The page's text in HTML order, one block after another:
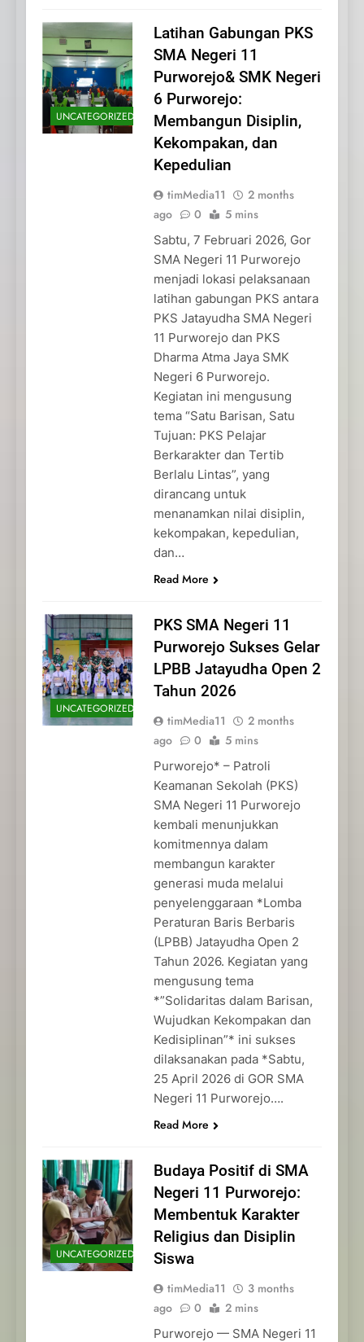
UNCATEGORIZED
Latihan Gabungan PKS
SMA Negeri 11
Purworejo& SMK Negeri
6 Purworejo:
Membangun Disiplin,
Kekompakan, dan
Kepedulian
timMedia11
2 months
ago
0 5 mins
Sabtu, 7 Februari 2026, Gor
SMA Negeri 11 Purworejo
menjadi lokasi pelaksanaan
latihan gabungan PKS antara
PKS Jatayudha SMA Negeri
11 Purworejo dan PKS
Dharma Atma Jaya SMK
Negeri 6 Purworejo.
Kegiatan ini mengusung
tema “Satu Barisan, Satu
Tujuan: PKS Pelajar
Berkarakter dan Tertib
Berlalu Lintas”, yang
dirancang untuk
menanamkan nilai disiplin,
kekompakan, kepedulian,
dan…
Read More
UNCATEGORIZED
PKS SMA Negeri 11
Purworejo Sukses Gelar
LPBB Jatayudha Open 2
Tahun 2026
timMedia11
2 months
ago
0 5 mins
Purworejo* – Patroli
Keamanan Sekolah (PKS)
SMA Negeri 11 Purworejo
kembali menunjukkan
komitmennya dalam
membangun karakter
generasi muda melalui
penyelenggaraan *Lomba
Peraturan Baris Berbaris
(LPBB) Jatayudha Open 2
Tahun 2026. Kegiatan yang
mengusung tema
*”Solidaritas dalam Barisan,
Wujudkan Kekompakan dan
Kedisiplinan”* ini sukses
dilaksanakan pada *Sabtu,
25 April 2026 di GOR SMA
Negeri 11 Purworejo….
Read More
UNCATEGORIZED
Budaya Positif di SMA
Negeri 11 Purworejo:
Membentuk Karakter
Religius dan Disiplin
Siswa
timMedia11
3 months
ago
0 2 mins
Purworejo — SMA Negeri 11